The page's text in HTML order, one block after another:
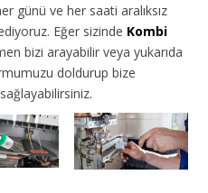
günü ve her saati aralıksız
Eğer sizinde Kombi
bizi arayabilir veya yukarıda
doldurup bize